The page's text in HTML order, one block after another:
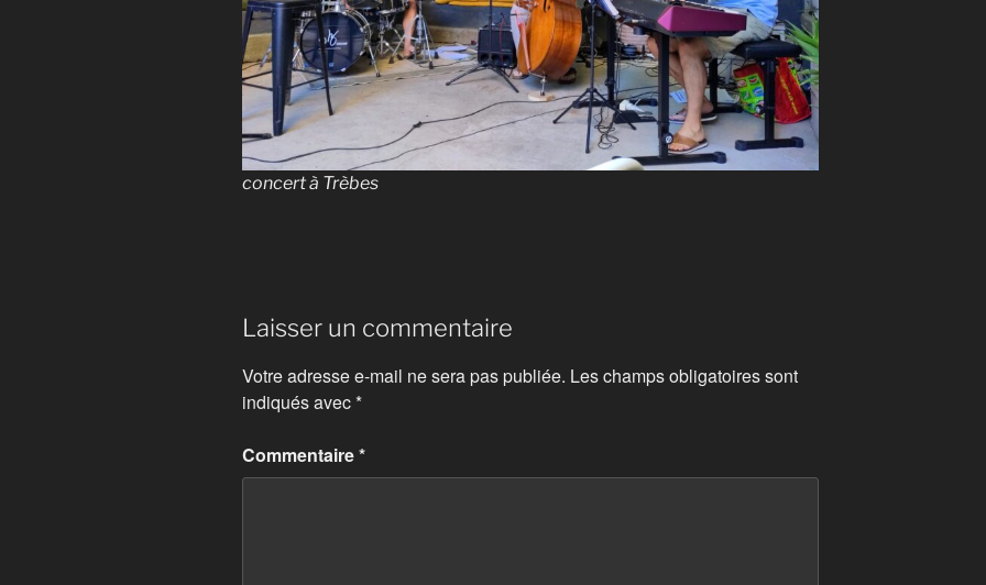
concert à Trèbes
Laisser un commentaire
Votre adresse e-mail ne sera pas publiée. Les champs obligatoires sont
indiqués avec*
Commentaire*